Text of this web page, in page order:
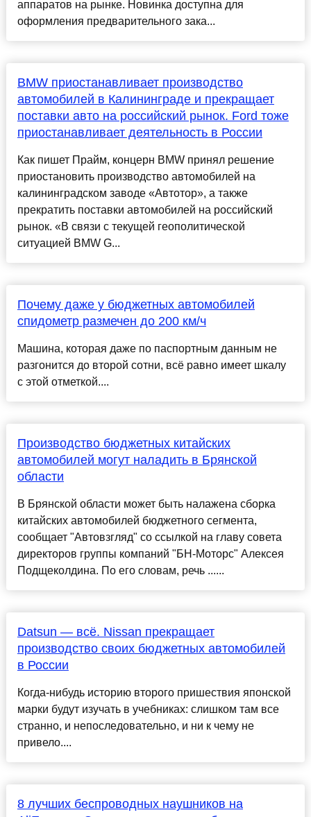
аппаратов на рынке. Новинка доступна для
оформления предварительного зака...
BMW приостанавливает производство
автомобилей в Калининграде и прекращает
поставки авто на российский рынок. Ford тоже
приостанавливает деятельность в России
Как пишет Прайм, концерн BMW принял решение
приостановить производство автомобилей на
калининградском заводе «Автотор», а также
прекратить поставки автомобилей на российский
рынок. «В связи с текущей геополитической
ситуацией BMW G...
Почему даже у бюджетных автомобилей
спидометр размечен до 200 км/ч
Машина, которая даже по паспортным данным не
разгонится до второй сотни, всё равно имеет шкалу
с этой отметкой....
Производство бюджетных китайских
автомобилей могут наладить в Брянской
области
В Брянской области может быть налажена сборка
китайских автомобилей бюджетного сегмента,
сообщает "Автовзгляд" со ссылкой на главу совета
директоров группы компаний "БН-Моторс" Алексея
Подщеколдина. По его словам, речь ......
Datsun — всё. Nissan прекращает
производство своих бюджетных автомобилей
в России
Когда-нибудь историю второго пришествия японской
марки будут изучать в учебниках: слишком там все
странно, и непоследовательно, и ни к чему не
привело....
8 лучших беспроводных наушников на